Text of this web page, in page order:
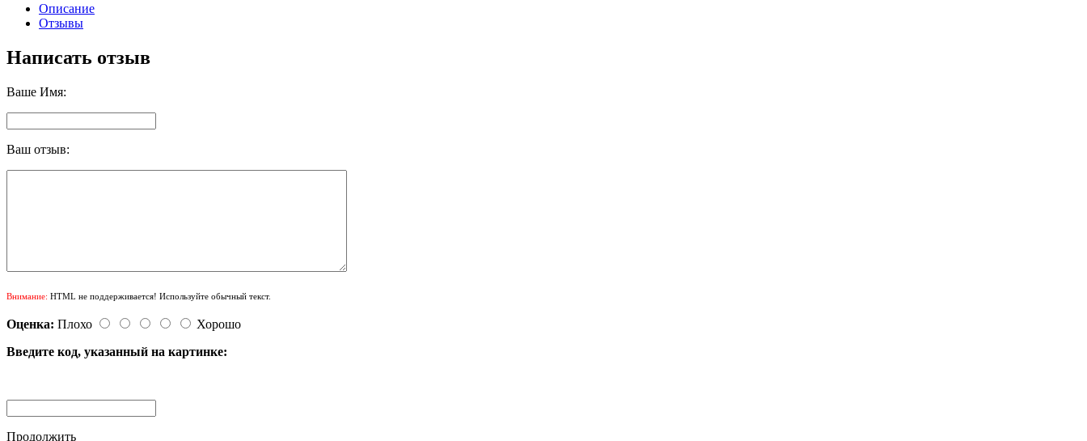
Описание
Отзывы
Написать отзыв
Ваше Имя:
Ваш отзыв:
Внимание: HTML не поддерживается! Используйте обычный текст.
Оценка: Плохо
Хорошо
Введите код, указанный на картинке:
Продолжить